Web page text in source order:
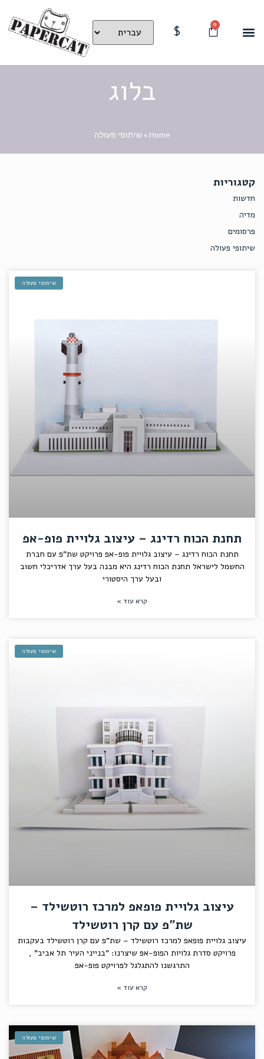
0
$
בלוג
Home
»שיתופי פעולה
קטגוריות
חדשות
מדיה
פרסומים
שיתופי פעולה
שיתופי פעולה
תחנת הכוח רדינג – עיצוב גלויית פופ-אפ
תחנת הכוח רדינג – עיצוב גלויית פופ-אפ פרויקט שת"פ עם חברת
החשמל לישראל תחנת הכוח רדינג היא מבנה בעל ערך אדריכלי חשוב
ובעל ערך היסטורי
קרא עוד »
שיתופי פעולה
עיצוב גלויית פופאפ למרכז רוטשילד –
שת"פ עם קרן רוטשילד
עיצוב גלויית פופאפ למרכז רוטשילד – שת"פ עם קרן רוטשילד בעקבות
פרויקט סדרת גלויות הפופ-אפ שיצרנו: "בנייני העיר תל אביב" ,
התרגשנו להתגלגל לפרויקט פופ-אפ
קרא עוד »
שיתופי פעולה